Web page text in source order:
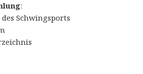
:
Schwingsports